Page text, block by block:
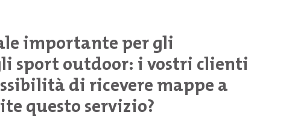
importante per gli
sport outdoor: i vostri clienti
di ricevere mappe a
questo servizio?